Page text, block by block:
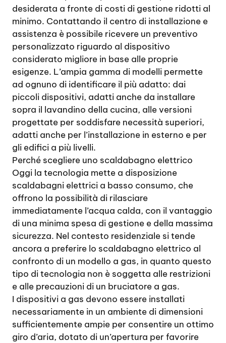
desiderata a fronte di costi di gestione ridotti al
minimo. Contattando il centro di installazione e
assistenza è possibile ricevere un preventivo
personalizzato riguardo al dispositivo
considerato migliore in base alle proprie
esigenze. L’ampia gamma di modelli permette
ad ognuno di identificare il più adatto: dai
piccoli dispositivi, adatti anche da installare
sopra il lavandino della cucina, alle versioni
progettate per soddisfare necessità superiori,
adatti anche per l’installazione in esterno e per
gli edifici a più livelli.
Perché scegliere uno scaldabagno elettrico
Oggi la tecnologia mette a disposizione
scaldabagni elettrici a basso consumo, che
offrono la possibilità di rilasciare
immediatamente l’acqua calda, con il vantaggio
di una minima spesa di gestione e della massima
sicurezza. Nel contesto residenziale si tende
ancora a preferire lo scaldabagno elettrico al
confronto di un modello a gas, in quanto questo
tipo di tecnologia non è soggetta alle restrizioni
e alle precauzioni di un bruciatore a gas.
I dispositivi a gas devono essere installati
necessariamente in un ambiente di dimensioni
sufficientemente ampie per consentire un ottimo
giro d’aria, dotato di un’apertura per favorire